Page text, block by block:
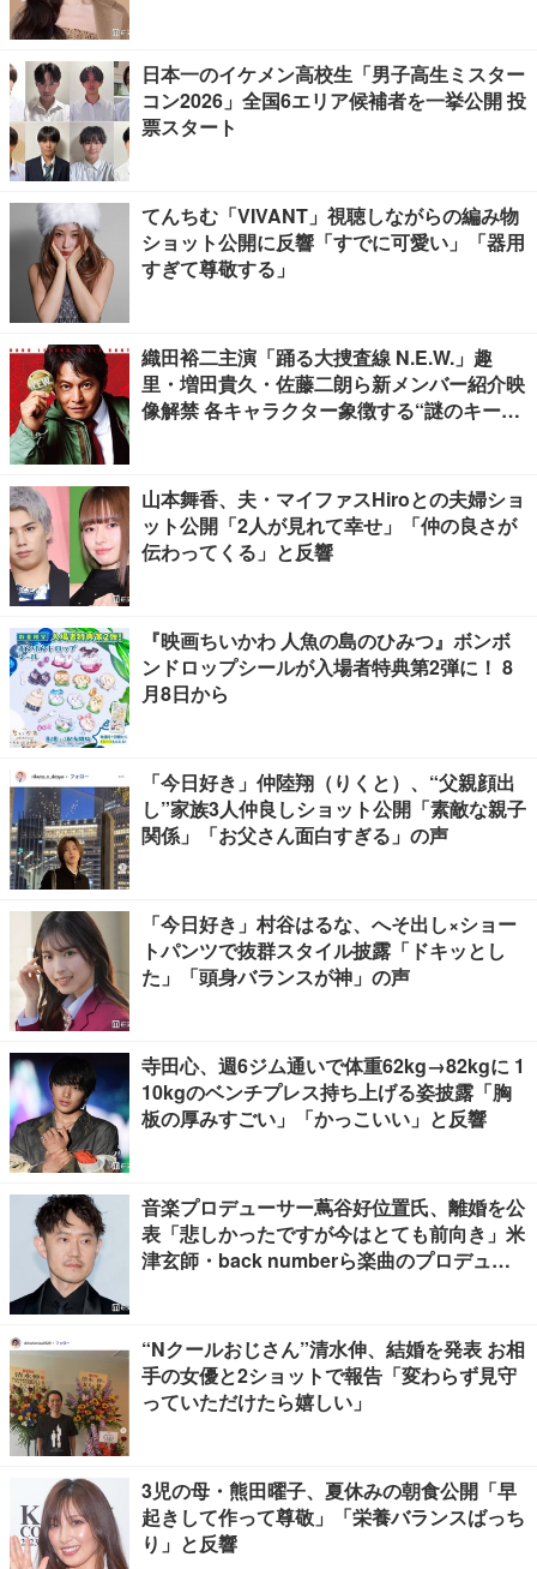
日本一のイケメン高校生「男子高生ミスター
コン2026」全国6エリア候補者を一挙公開 投
票スタート
てんちむ「VIVANT」視聴しながらの編み物
ショット公開に反響「すでに可愛い」「器用
すぎて尊敬する」
織田裕二主演「踊る大捜査線 N.E.W.」趣
里・増田貴久・佐藤二朗ら新メンバー紹介映
像解禁 各キャラクター象徴する“謎のキーワ
山本舞香、夫・マイファスHiroとの夫婦ショ
ット公開「2人が見れて幸せ」「仲の良さが
伝わってくる」と反響
『映画ちいかわ 人魚の島のひみつ』ボンボ
ンドロップシールが入場者特典第2弾に！ 8
月8日から
「今日好き」仲陸翔（りくと）、“父親顔出
し”家族3人仲良しショット公開「素敵な親子
関係」「お父さん面白すぎる」の声
「今日好き」村谷はるな、へそ出し×ショー
トパンツで抜群スタイル披露「ドキッとし
た」「頭身バランスが神」の声
寺田心、週6ジム通いで体重62kg→82kgに 1
10kgのベンチプレス持ち上げる姿披露「胸
板の厚みすごい」「かっこいい」と反響
音楽プロデューサー蔦谷好位置氏、離婚を公
表「悲しかったですが今はとても前向き」米
津玄師・back numberら楽曲のプロデュー
“Nクールおじさん”清水伸、結婚を発表 お相
手の女優と2ショットで報告「変わらず見守
っていただけたら嬉しい」
3児の母・熊田曜子、夏休みの朝食公開「早
起きして作って尊敬」「栄養バランスばっち
り」と反響